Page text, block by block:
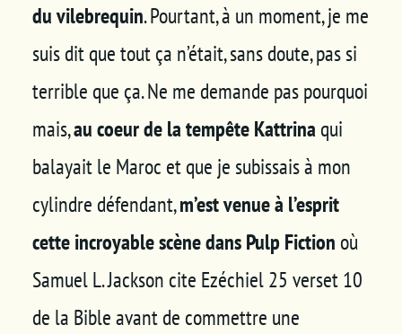
du vilebrequin. Pourtant, à un moment, je me
suis dit que tout ça n’était, sans doute, pas si
terrible que ça. Ne me demande pas pourquoi
mais,au coeur de la tempête Kattrina qui
balayait le Maroc et que je subissais à mon
cylindre défendant,m’est venue à l’esprit
cette incroyable scène dans Pulp Fiction où
Samuel L. Jackson cite Ezéchiel 25 verset 10
de la Bible avant de commettre une